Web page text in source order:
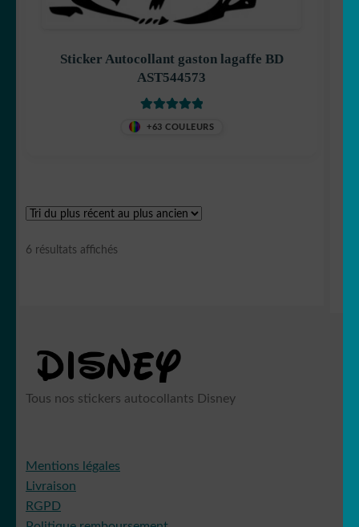
Pikachu
Simpson
Snoopy
Sticker Autocollant gaston lagaffe BD
AST544573
+63 COULEURS
6 résultats affichés
ancien
Tous nos stickers autocollants Disney
Mentions légales
Livraison
RGPD